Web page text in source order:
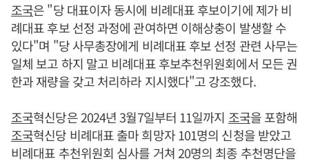
조국은 "당 대표이자 동시에 비례대표 후보이기에 제가 비
례대표 후보 선정 과정에 관여하면 이해상충이 발생할 수
있다"며 "당 사무총장에게 비례대표 후보 선정 관련 사무는
일체 보고 하지 말고 비례대표 후보추천위원회에서 모든 권
한과 재량을 갖고 처리하라 지시했다"고 강조했다.
조국혁신당은 2024년 3월7일부터 11일까지 조국을 포함해
조국혁신당 비례대표 출마 희망자 101명의 신청을 받았고
비례대표 추천위원회 심사를 거쳐 20명의 최종 추천명단을